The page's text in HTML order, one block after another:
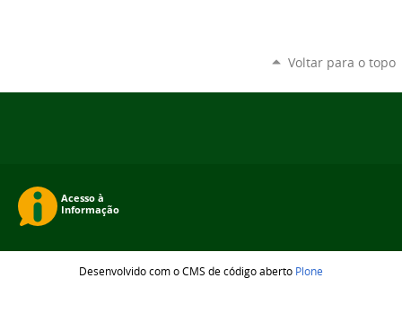
Voltar para o topo
Desenvolvido com o CMS de código aberto Plone